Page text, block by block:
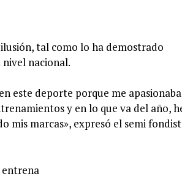
tal como lo ha demostrado
nivel nacional.
este deporte porque me apasionaba
y en lo que va del año,
mis marcas», expresó el semi
entrena